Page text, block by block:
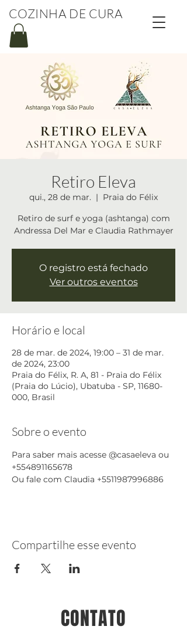
COZINHA DE CURA
Retiro Eleva
qui., 28 de mar.
  |
Praia do Félix
Retiro de surf e yoga (ashtanga) com
Andressa Del Mar e Claudia Rathmayer
O registro está fechado
Ver outros eventos
Horário e local
28 de mar. de 2024, 19:00 – 31 de mar.
de 2024, 23:00
Praia do Félix, R. A, 81 - Praia do Félix
(Praia do Lúcio), Ubatuba - SP, 11680-
000, Brasil
Sobre o evento
Para saber mais acesse @casaeleva ou
+554891165678
Ou fale com Claudia +5511987996886
Compartilhe esse evento
CONTATO